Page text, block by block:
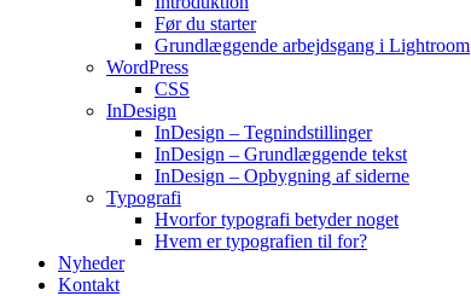
Før du starter
Grundlæggende arbejdsgang i Lightroom
WordPress
CSS
InDesign
InDesign – Tegnindstillinger
InDesign – Grundlæggende tekst
InDesign – Opbygning af siderne
Typografi
Hvorfor typografi betyder noget
Hvem er typografien til for?
Nyheder
Kontakt